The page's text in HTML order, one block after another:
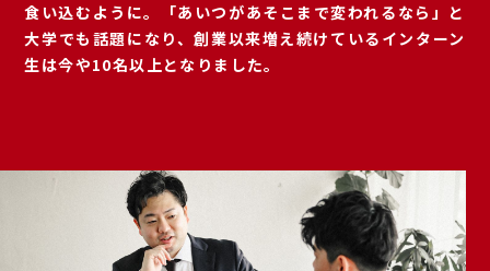
食い込むように。「あいつがあそこまで変われるなら」と
大学でも話題になり、創業以来増え続けているインターン
生は今や10名以上となりました。